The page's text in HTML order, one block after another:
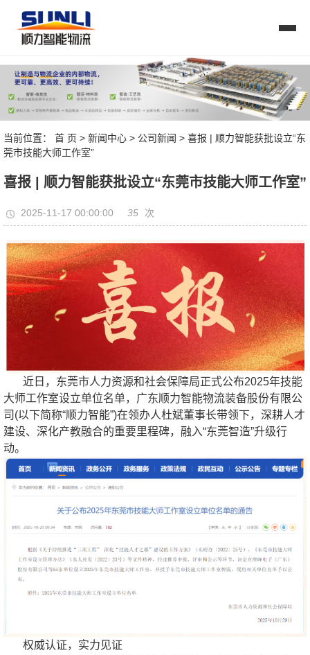
当前位置： 首 页 > 新闻中心 > 公司新闻 > 喜报 | 顺力智能获批设立“东
莞市技能大师工作室”
喜报 | 顺力智能获批设立“东莞市技能大师工作室”
2025-11-17 00:00:00 35 次
近日，东莞市人力资源和社会保障局正式公布2025年技能
大师工作室设立单位名单，广东顺力智能物流装备股份有限公
司(以下简称“顺力智能”)在领办人杜斌董事长带领下，深耕人才
建设、深化产教融合的重要里程碑，融入“东莞智造”升级行
动。
权威认证，实力见证